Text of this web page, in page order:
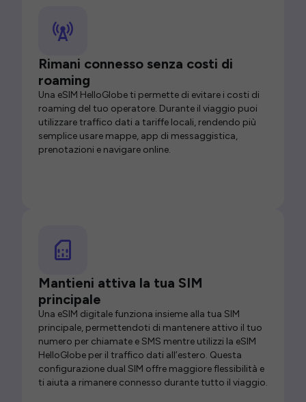
Rimani connesso senza costi di
roaming
Una eSIM HelloGlobe ti permette di evitare i costi di
roaming del tuo operatore. Durante il viaggio puoi
utilizzare traffico dati a tariffe locali, rendendo più
semplice usare mappe, app di messaggistica,
prenotazioni e navigare online.
Mantieni attiva la tua SIM
principale
Una eSIM digitale funziona insieme alla tua SIM
principale, permettendoti di mantenere attivo il tuo
numero per chiamate e SMS mentre utilizzi la eSIM
HelloGlobe per il traffico dati all’estero. Questa
configurazione dual SIM offre maggiore flessibilità e
ti aiuta a rimanere connesso durante tutto il viaggio.